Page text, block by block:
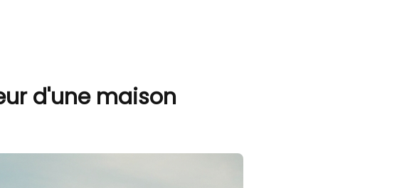
d'une maison